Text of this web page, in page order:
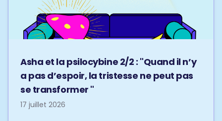
Asha et la psilocybine 2/2 : "Quand il n’y
a pas d’espoir, la tristesse ne peut pas
se transformer "
17 juillet 2026